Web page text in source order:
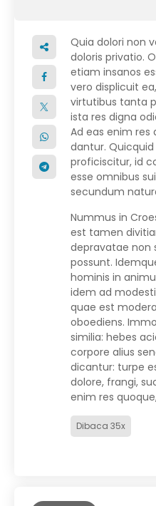
Quia dolori non
doloris privatio.
etiam insanos
vero displicuit
virtutibus tanta
ista res digna
Ad eas enim res
dantur.
proficiscitur, id
esse omnibus
secundum
Nummus in
est tamen
depravatae non
possunt.
hominis in
idem ad
quae est
oboediens.
similia: hebes
corpore alius
dicantur: turpe
dolore, frangi,
enim res
Dibaca 35x